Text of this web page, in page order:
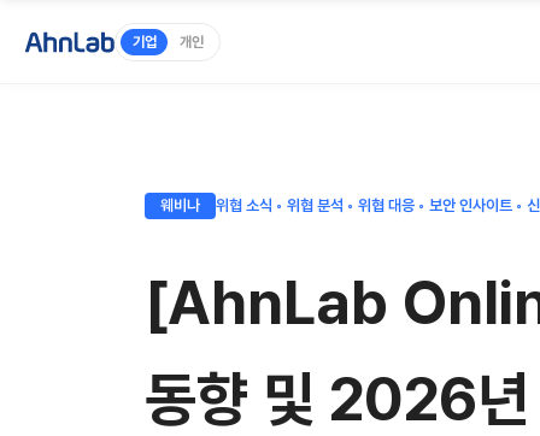
기업 개인
웨비나 위협 소식 ◦ 위협 분석 ◦ 위협 대응 ◦ 보안 인사이트 ◦
[AhnLab
동향 및 2026년